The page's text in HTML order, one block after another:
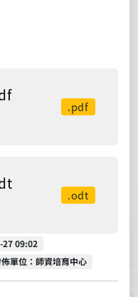
.pdf
.odt
27 09:02
單位
單位：師資培育中心